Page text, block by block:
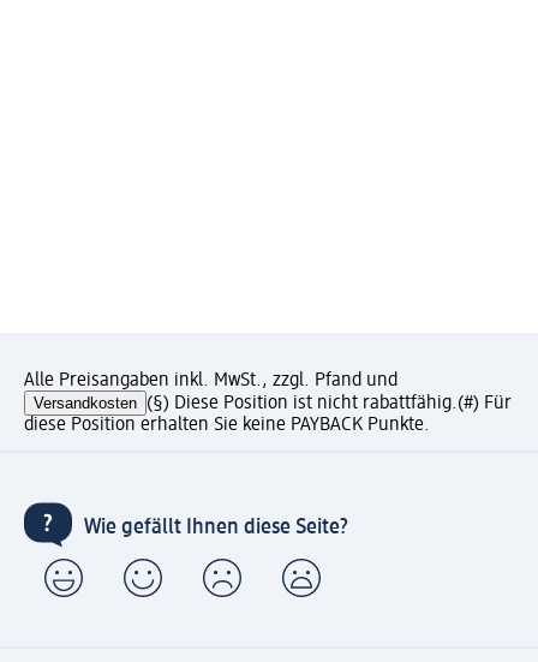
Alle Preisangaben inkl. MwSt., zzgl. Pfand und
Versandkosten (§) Diese Position ist nicht rabattfähig.(#) Für
diese Position erhalten Sie keine PAYBACK Punkte.
Wie gefällt Ihnen diese Seite?